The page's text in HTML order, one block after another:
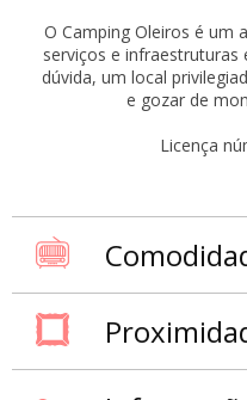
O Camping Oleiros é um
serviços e infraestruturas
dúvida, um local
e gozar de
Licença